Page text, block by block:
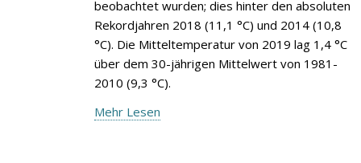
beobachtet wurden; dies hinter den absoluten
Rekordjahren 2018 (11,1 °C) und 2014 (10,8
°C). Die Mitteltemperatur von 2019 lag 1,4 °C
über dem 30-jährigen Mittelwert von 1981-
2010 (9,3 °C).
Mehr Lesen